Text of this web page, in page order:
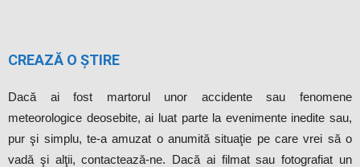
CREAZĂ O ȘTIRE
Dacă ai fost martorul unor accidente sau fenomene
meteorologice deosebite, ai luat parte la evenimente inedite sau,
pur şi simplu, te-a amuzat o anumită situaţie pe care vrei să o
vadă şi alţii, contactează-ne. Dacă ai filmat sau fotografiat un